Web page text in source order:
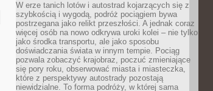
W erze tanich lotów i autostrad kojarzących się z
szybkością i wygodą, podróż pociągiem bywa
postrzegana jako relikt przeszłości. A jednak coraz
więcej osób na nowo odkrywa uroki kolei – nie tylko
jako środka transportu, ale jako sposobu
doświadczania świata w innym tempie. Pociąg
pozwala zobaczyć krajobraz, poczuć zmieniające
się pory roku, obserwować miasta i miasteczka,
które z perspektywy autostrady pozostają
niewidzialne. To forma podróży, w której sama